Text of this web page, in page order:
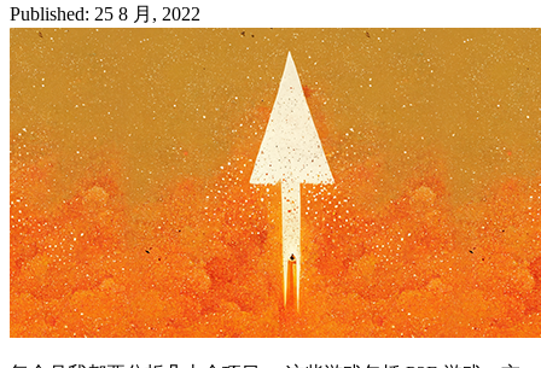
Published: 25 8 月, 2022